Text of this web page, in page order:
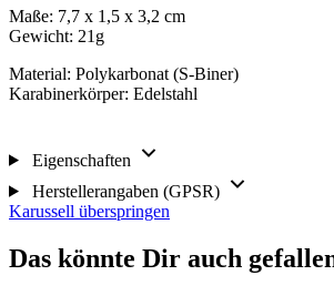
Maße: 7,7 x 1,5 x 3,2 cm
Gewicht: 21g
Material: Polykarbonat (S-Biner)
Karabinerkörper: Edelstahl
Eigenschaften
Herstellerangaben (GPSR)
Karussell überspringen
Das könnte Dir auch